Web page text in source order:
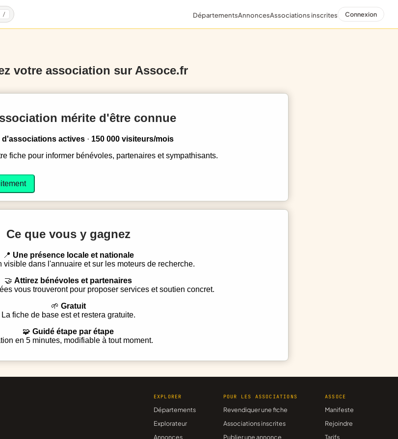
/ DépartementsAnnoncesAssociations inscrites Connexion
votre association sur Assoce.fr
mérite d'être connue
d'associations actives · 150 000 visiteurs/mois
fiche pour informer bénévoles, partenaires et sympathisants.
Ce que vous y gagnez
Une présence locale et nationale
visible dans l'annuaire et sur les moteurs de recherche.
Attirez bénévoles et partenaires
vous trouveront pour proposer services et soutien concret.
Gratuit
La fiche de base est et restera gratuite.
Guidé étape par étape
en 5 minutes, modifiable à tout moment.
EXPLORER
Départements
Explorateur
Annonces
POUR LES ASSOCIATIONS
Revendiquer une fiche
Associations inscrites
Publier une annonce
ASSOCE
Manifeste
Rejoindre
Tarifs